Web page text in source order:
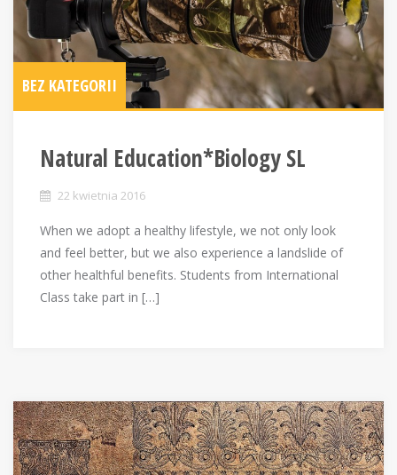
BEZ KATEGORII
Natural Education*Biology SL
22 kwietnia 2016
When we adopt a healthy lifestyle, we not only look
and feel better, but we also experience a landslide of
other healthful benefits. Students from International
Class take part in […]